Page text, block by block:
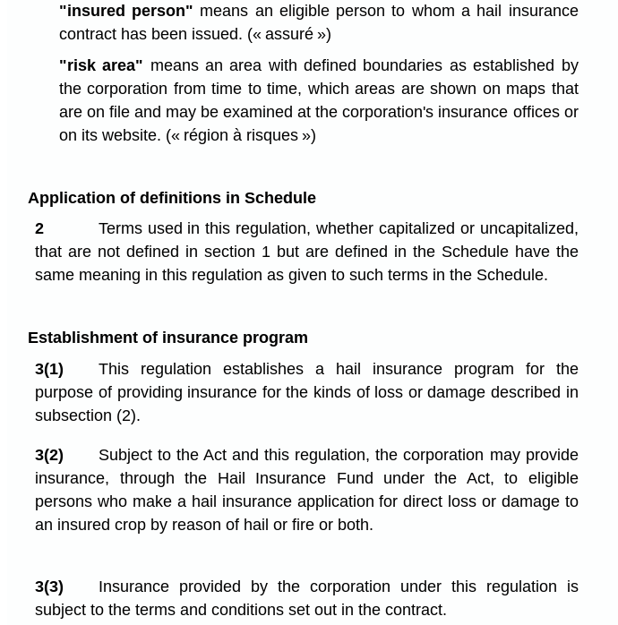
"insured person" means an eligible person to whom a hail insurance
contract has been issued. (« assuré »)
"risk area" means an area with defined boundaries as established by
the corporation from time to time, which areas are shown on maps that
are on file and may be examined at the corporation's insurance offices or
on its website. (« région à risques »)
Application of definitions in Schedule
2
Terms used in this regulation, whether capitalized or uncapitalized,
that are not defined in section 1 but are defined in the Schedule have the
same meaning in this regulation as given to such terms in the Schedule.
Establishment of insurance program
3(1)
This regulation establishes a hail insurance program for the
purpose of providing insurance for the kinds of loss or damage described in
subsection (2).
3(2)
Subject to the Act and this regulation, the corporation may provide
insurance, through the Hail Insurance Fund under the Act, to eligible
persons who make a hail insurance application for direct loss or damage to
an insured crop by reason of hail or fire or both.
3(3)
Insurance provided by the corporation under this regulation is
subject to the terms and conditions set out in the contract.